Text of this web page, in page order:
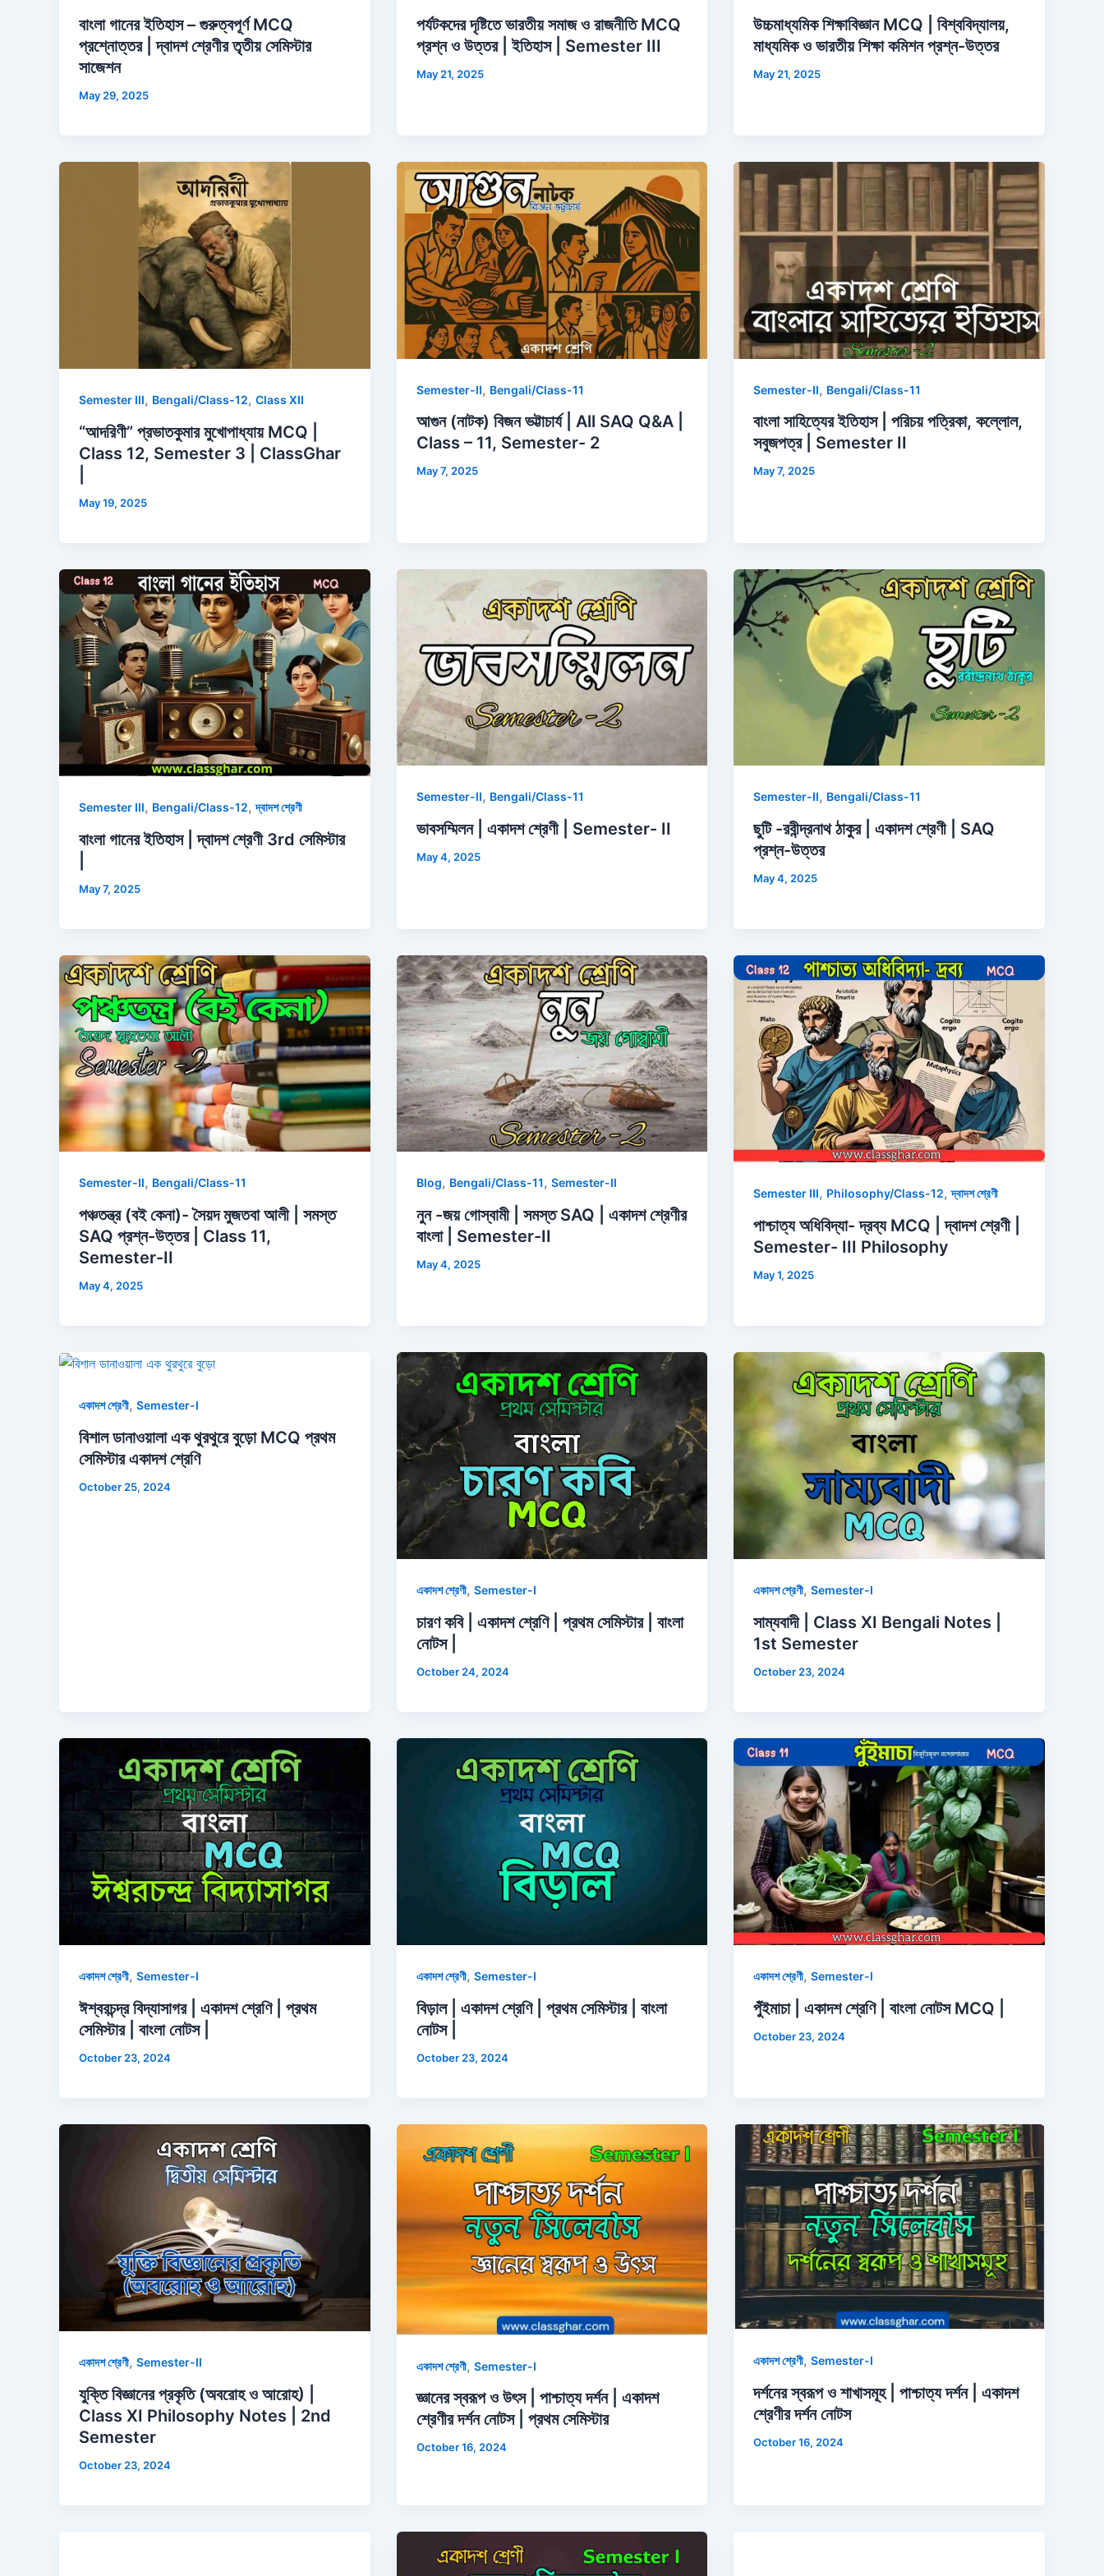
বাংলা গানের ইতিহাস – গুরুত্বপূর্ণ MCQ
প্রশ্নোত্তর | দ্বাদশ শ্রেণীর তৃতীয় সেমিস্টার
সাজেশন
May 29, 2025
পর্যটকদের দৃষ্টিতে ভারতীয় সমাজ ও রাজনীতি MCQ
প্রশ্ন ও উত্তর | ইতিহাস | Semester III
May 21, 2025
উচ্চমাধ্যমিক শিক্ষাবিজ্ঞান MCQ | বিশ্ববিদ্যালয়,
মাধ্যমিক ও ভারতীয় শিক্ষা কমিশন প্রশ্ন-উত্তর
May 21, 2025
Semester III, Bengali/Class-12, Class XII
“আদরিণী” প্রভাতকুমার মুখোপাধ্যায় MCQ |
Class 12, Semester 3 | ClassGhar
May 19, 2025
Semester-II, Bengali/Class-11
আগুন (নাটক) বিজন ভট্টাচার্য | All SAQ Q&A |
Class – 11, Semester- 2
May 7, 2025
Semester-II, Bengali/Class-11
বাংলা সাহিত্যের ইতিহাস | পরিচয় পত্রিকা, কল্লোল,
সবুজপত্র | Semester II
May 7, 2025
Semester III, Bengali/Class-12,দ্বাদশ শ্রেণী
বাংলা গানের ইতিহাস | দ্বাদশ শ্রেণী 3rd সেমিস্টার
May 7, 2025
Semester-II, Bengali/Class-11
ভাবসম্মিলন | একাদশ শ্রেণী | Semester- II
May 4, 2025
Semester-II, Bengali/Class-11
ছুটি -রবীন্দ্রনাথ ঠাকুর | একাদশ শ্রেণী | SAQ
প্রশ্ন-উত্তর
May 4, 2025
Semester-II, Bengali/Class-11
পঞ্চতন্ত্র (বই কেনা)- সৈয়দ মুজতবা আলী | সমস্ত
SAQ প্রশ্ন-উত্তর | Class 11,
Semester-II
May 4, 2025
Blog, Bengali/Class-11, Semester-II
নুন -জয় গোস্বামী | সমস্ত SAQ | একাদশ শ্রেণীর
বাংলা | Semester-II
May 4, 2025
Semester III, Philosophy/Class-12,দ্বাদশ শ্রেণী
পাশ্চাত্য অধিবিদ্যা- দ্রব্য MCQ | দ্বাদশ শ্রেণী |
Semester- III Philosophy
May 1, 2025
একাদশ শ্রেণী, Semester-I
বিশাল ডানাওয়ালা এক থুরথুরে বুড়ো MCQ প্রথম
সেমিস্টার একাদশ শ্রেণি
October 25, 2024
একাদশ শ্রেণী, Semester-I
চারণ কবি | একাদশ শ্রেণি | প্রথম সেমিস্টার | বাংলা
নোটস |
October 24, 2024
একাদশ শ্রেণী,Semester-I
সাম্যবাদী | Class XI Bengali Notes |
1st Semester
October 23, 2024
একাদশ শ্রেণী, Semester-I
ঈশ্বরচন্দ্র বিদ্যাসাগর | একাদশ শ্রেণি | প্রথম
সেমিস্টার | বাংলা নোটস |
October 23, 2024
একাদশ শ্রেণী, Semester-I
বিড়াল | একাদশ শ্রেণি | প্রথম সেমিস্টার | বাংলা
নোটস |
October 23, 2024
একাদশ শ্রেণী,Semester-I
পুঁইমাচা | একাদশ শ্রেণি | বাংলা নোটস MCQ |
October 23, 2024
একাদশ শ্রেণী, Semester-II
যুক্তি বিজ্ঞানের প্রকৃতি (অবরোহ ও আরোহ) |
Class XI Philosophy Notes | 2nd
Semester
October 23, 2024
একাদশ শ্রেণী, Semester-I
জ্ঞানের স্বরূপ ও উৎস | পাশ্চাত্য দর্শন | একাদশ
শ্রেণীর দর্শন নোটস | প্রথম সেমিস্টার
October 16, 2024
একাদশ শ্রেণী,Semester-I
দর্শনের স্বরূপ ও শাখাসমূহ | পাশ্চাত্য দর্শন | একাদশ
শ্রেণীর দর্শন নোটস
October 16, 2024